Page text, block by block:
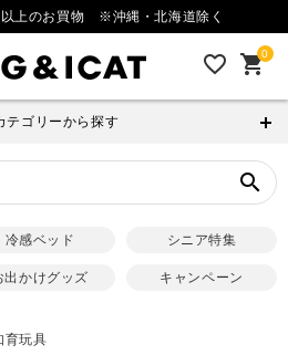
上のお買物 ※沖縄・北海道除く
favorite_outline 0
shopping_cart
テゴリーから探す
search
冷感ベッド シニア特集
出かけグッズ キャンペーン
育玩具